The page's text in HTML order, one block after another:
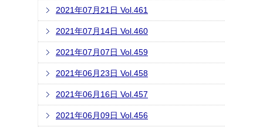
2021年07月21日 Vol.461
2021年07月14日 Vol.460
2021年07月07日 Vol.459
2021年06月23日 Vol.458
2021年06月16日 Vol.457
2021年06月09日 Vol.456